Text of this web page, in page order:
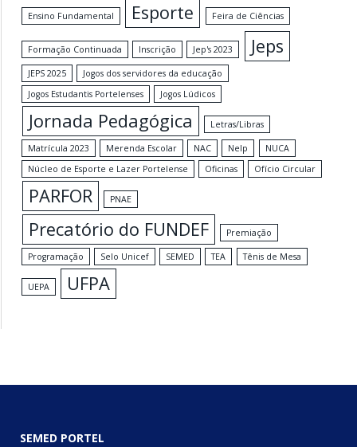
Ensino Fundamental Esporte Feira de Ciências
Formação Continuada Inscrição Jep's 2023 Jeps
JEPS 2025
Jogos dos servidores da educação
Jogos Estudantis Portelenses
Jogos Lúdicos
Jornada Pedagógica Letras/Libras
Matrícula 2023 Merenda Escolar NAC Nelp
NUCA
Núcleo de Esporte e Lazer Portelense
Oficinas Ofício Circular
PARFOR PNAE
Precatório do FUNDEF Premiação
Programação Selo Unicef SEMED TEA Tênis de Mesa
UEPA UFPA
SEMED PORTEL